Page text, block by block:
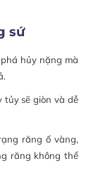
sứ
hủy nặng mà
tủy sẽ giòn và dễ
răng ố vàng,
răng không thể